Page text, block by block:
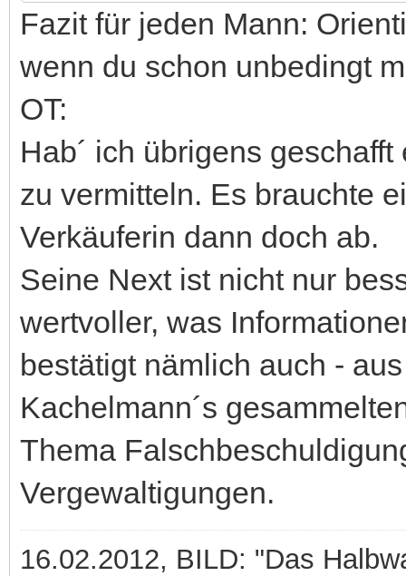
Fazit für jeden Mann:
wenn du schon unbedingt
OT:
Hab´ ich übrigens
zu vermitteln. Es brauchte
Verkäuferin dann doch ab.
Seine Next ist nicht nur
wertvoller, was
bestätigt nämlich auch -
Kachelmann´s
Thema
Vergewaltigungen.
16.02.2012, BILD: "Das